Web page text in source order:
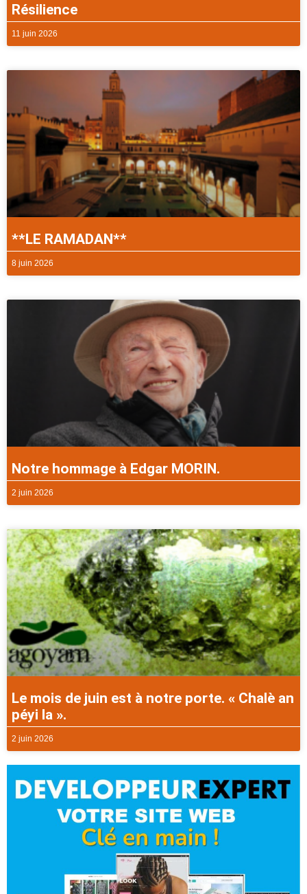
Résilience
11 juin 2026
**LE RAMADAN**
8 juin 2026
Notre hommage à Edgar MORIN.
2 juin 2026
Le mois de juin est à notre porte. « Chalè an
péyi la ».
2 juin 2026